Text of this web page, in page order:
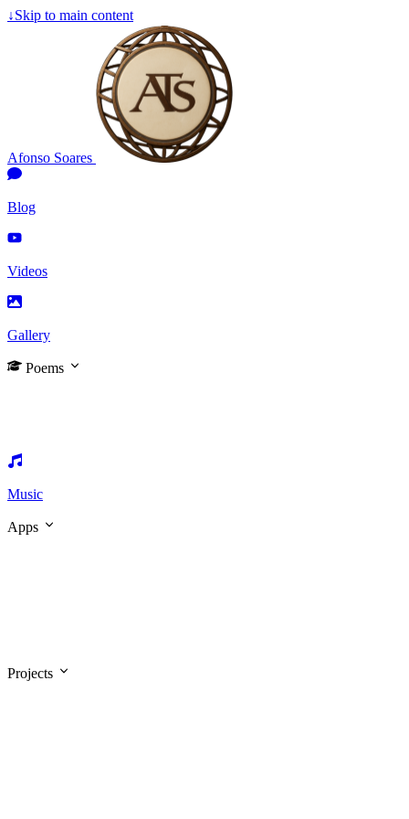
↓Skip to main content
Afonso Soares
Blog
Videos
Gallery
Poems
Music
Apps
Projects